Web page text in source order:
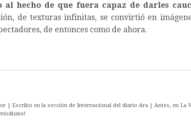
al hecho de que fuera capaz de darles
de texturas infinitas, se convirtió en
de entonces como de ahora.
| Escribo en la sección de Internacional del diario Ara | Antes, en La